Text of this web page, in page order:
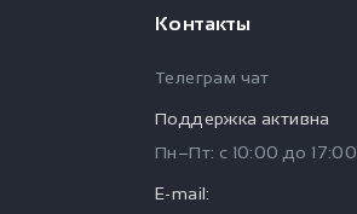
Контакты
Телеграм чат
Поддержка активна
Пн–Пт: с 10:00 до 17:00
E-mail: